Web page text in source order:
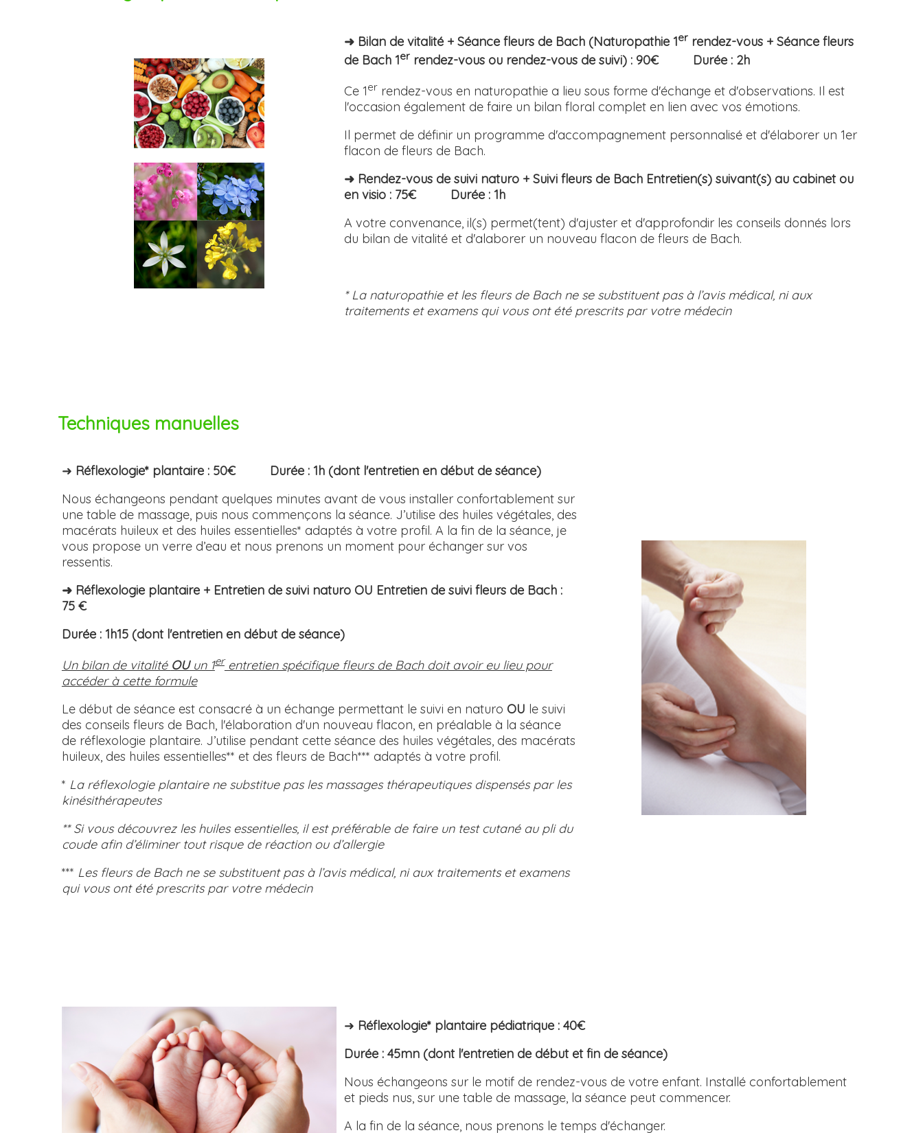
➜ Bilan de vitalité + Séance fleurs de Bach (Naturopathie 1er rendez-vous + Séance fleurs
de Bach 1er rendez-vous ou rendez-vous de suivi) : 90€ Durée : 2h
Ce 1er rendez-vous en naturopathie a lieu sous forme d'échange et d'observations. Il est
l'occasion également de faire un bilan floral complet en lien avec vos émotions.
Il permet de définir un programme d'accompagnement personnalisé et d'élaborer un 1er
flacon de fleurs de Bach.
➜ Rendez-vous de suivi naturo + Suivi fleurs de Bach Entretien(s) suivant(s) au cabinet ou
en visio : 75€ Durée : 1h
A votre convenance, il(s) permet(tent) d'ajuster et d'approfondir les conseils donnés lors
du bilan de vitalité et d'alaborer un nouveau flacon de fleurs de Bach.
* La naturopathie et les fleurs de Bach ne se substituent pas à l’avis médical, ni aux
traitements et examens qui vous ont été prescrits par votre médecin
Techniques manuelles
➜ Réflexologie* plantaire : 50€ Durée : 1h (dont l'entretien en début de séance)
Nous échangeons pendant quelques minutes avant de vous installer confortablement sur
une table de massage, puis nous commençons la séance. J’utilise des huiles végétales, des
macérats huileux et des huiles essentielles* adaptés à votre profil. A la fin de la séance, je
vous propose un verre d’eau et nous prenons un moment pour échanger sur vos
ressentis.
➜ Réflexologie plantaire + Entretien de suivi naturo OU Entretien de suivi fleurs de Bach :
75 €
Durée : 1h15 (dont l'entretien en début de séance)
Un bilan de vitalité OUun 1erentretien spécifique fleurs de Bach doit avoir eu lieu pour
accéder à cette formule
Le début de séance est consacré à un échange permettant le suivi en naturo OU le suivi
des conseils fleurs de Bach, l'élaboration d'un nouveau flacon, en préalable à la séance
de réflexologie plantaire. J’utilise pendant cette séance des huiles végétales, des macérats
huileux, des huiles essentielles** et des fleurs de Bach*** adaptés à votre profil.
* La réflexologie plantaire ne substitue pas les massages thérapeutiques dispensés par les
kinésithérapeutes
** Si vous découvrez les huiles essentielles, il est préférable de faire un test cutané au pli du
coude afin d’éliminer tout risque de réaction ou d’allergie
*** Les fleurs de Bach ne se substituent pas à l’avis médical, ni aux traitements et examens
qui vous ont été prescrits par votre médecin
➜ Réflexologie* plantaire pédiatrique : 40€
Durée : 45mn (dont l'entretien de début et fin de séance)
Nous échangeons sur le motif de rendez-vous de votre enfant. Installé confortablement
et pieds nus, sur une table de massage, la séance peut commencer.
A la fin de la séance, nous prenons le temps d'échanger.